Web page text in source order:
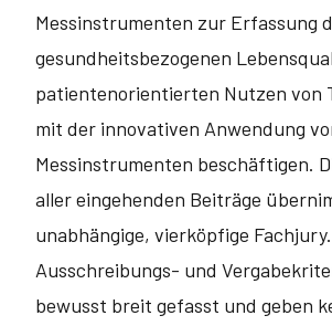
Messinstrumenten zur Erfassung
gesundheitsbezogenen
patientenorientierten Nutzen von
mit der innovativen Anwendung
Messinstrumenten beschäftigen.
aller eingehenden Beiträge
unabhängige, vierköpfige
Ausschreibungs- und
bewusst breit gefasst und geben